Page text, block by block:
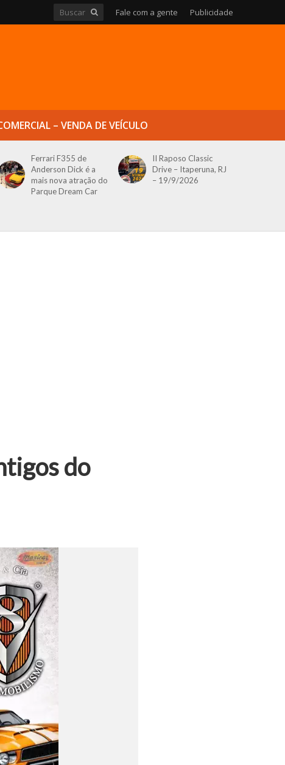
Fale com a gente Publicidade
– VENDA DE VEÍCULO
Ferrari F355 de
Anderson Dick é a
mais nova atração do
Parque Dream Car
II Raposo Classic
Drive – Itaperuna, RJ
– 19/9/2026
do